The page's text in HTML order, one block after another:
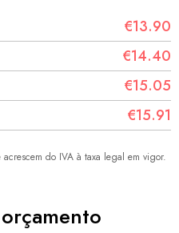
€13.90
€14.40
€15.05
€15.91
do IVA à taxa legal em vigor.